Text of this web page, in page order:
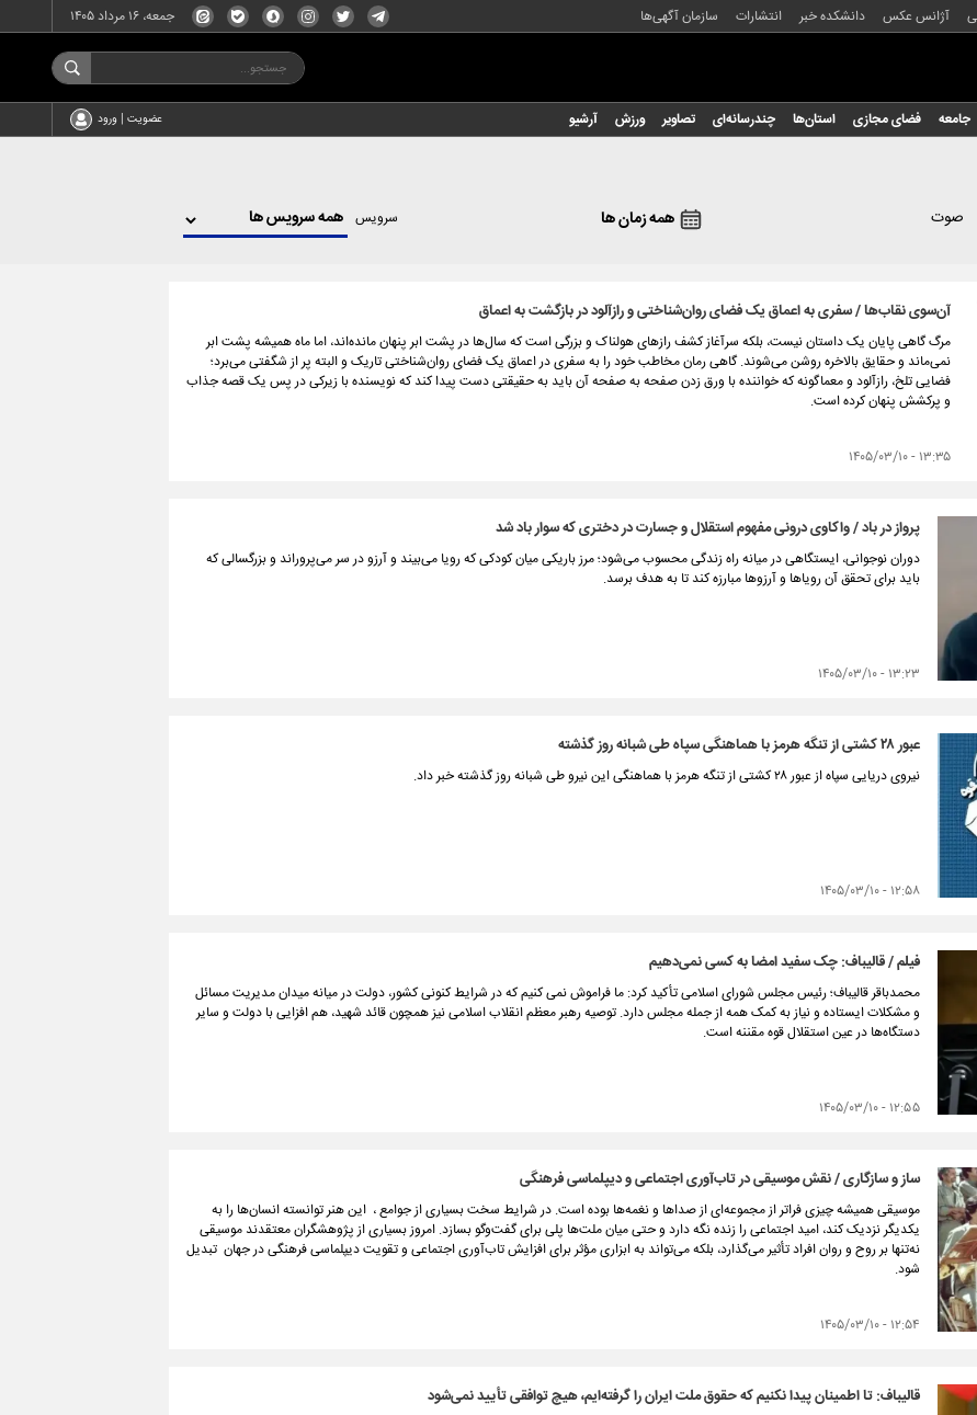
آژانس عکس دانشکده خبر انتشارات سازمان آگهی‌ها جمعه، ۱۶ مرداد ۱۴۰۵
جامعه فضای مجازی استان‌ها چندرسانه‌ای تصاویر ورزش آرشیو عضویت | ورود
صوت همه زمان ها سرویس
آن‌سوی نقاب‌ها / سفری به اعماق یک فضای روان‌شناختی و رازآلود در بازگشت به اعماق
مرگ گاهی پایان یک داستان نیست، بلکه سرآغاز کشف رازهای هولناک و بزرگی است که سال‌ها در پشت ابر پنهان مانده‌اند، اما ماه همیشه پشت ابر
نمی‌ماند و حقایق بالاخره روشن می‌شوند. گاهی رمان‌ مخاطب خود را به سفری در اعماق یک فضای روان‌شناختی تاریک و البته پر از شگفتی می‌برد؛
فضایی تلخ، رازآلود و معماگونه که خواننده با ورق زدن صفحه به صفحه آن باید به حقیقتی دست پیدا کند که نویسنده با زیرکی در پس یک قصه جذاب
و پرکشش پنهان کرده است.
۱۳:۳۵ - ۱۴۰۵/۰۳/۱۰
پرواز در باد / واکاوی درونی مفهوم استقلال و جسارت در دختری که سوار باد شد
دوران نوجوانی، ایستگاهی در میانه‌ راه زندگی محسوب می‌شود؛ مرز باریکی میان کودکی که رویا می‌بیند و آرزو در سر می‌پروراند و بزرگسالی که
باید برای تحقق آن‌ رویاها و آرزوها مبارزه کند تا به هدف برسد.
۱۳:۲۳ - ۱۴۰۵/۰۳/۱۰
عبور ۲۸ کشتی از تنگه هرمز با هماهنگی سپاه طی شبانه روز گذشته
نیروی دریایی سپاه از عبور ۲۸ کشتی از تنگه هرمز با هماهنگی این نیرو طی شبانه روز گذشته خبر داد.
۱۲:۵۸ - ۱۴۰۵/۰۳/۱۰
فیلم / قالیباف: چک سفید امضا به کسی نمی‌دهیم
محمدباقر قالیباف؛ رئیس مجلس شورای اسلامی تأکید کرد: ما فراموش نمی کنیم که در شرایط کنونی کشور، دولت در میانه‌ میدان مدیریت مسائل
و مشکلات ایستاده و نیاز به کمک همه از جمله مجلس دارد. توصیه‌ رهبر معظم انقلاب اسلامی نیز همچون قائد شهید، هم افزایی با دولت و سایر
دستگاه‌ها در عین استقلال قوه‌ مقننه است.
۱۲:۵۵ - ۱۴۰۵/۰۳/۱۰
ساز و سازگاری / نقش موسیقی در تاب‌آوری اجتماعی و دیپلماسی فرهنگی
موسیقی همیشه چیزی فراتر از مجموعه‌ای از صداها و نغمه‌ها بوده است. در شرایط سخت بسیاری از جوامع ، این هنر توانسته انسان‌ها را به
یکدیگر نزدیک کند، امید اجتماعی را زنده نگه دارد و حتی میان ملت‌ها پلی برای گفت‌وگو بسازد. امروز بسیاری از پژوهشگران معتقدند موسیقی
نه‌تنها بر روح و روان افراد تأثیر می‌گذارد، بلکه می‌تواند به ابزاری مؤثر برای افزایش تاب‌آوری اجتماعی و تقویت دیپلماسی فرهنگی در جهان تبدیل
شود.
۱۲:۵۴ - ۱۴۰۵/۰۳/۱۰
قالیباف: تا اطمینان پیدا نکنیم که حقوق ملت ایران را گرفته‌ایم، هیچ توافقی تأیید نمی‌شود